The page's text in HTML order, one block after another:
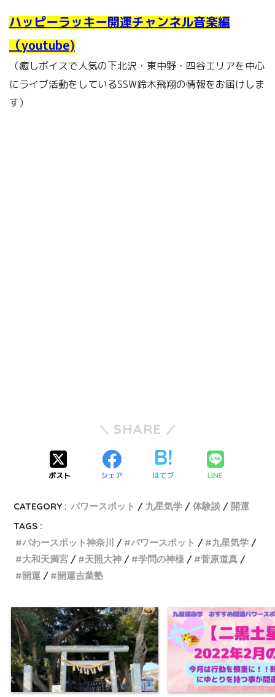
ハッピーラッキー開運チャンネル音楽編
（youtube)
（癒しボイスで人気の下北沢・東中野・四谷エリアを中心
にライブ活動をしているSSW鈴木飛翔の情報をお届けしま
す）
SHARE
ポスト シェア はてブ LINE
CATEGORY : パワースポット 九星気学 体験談
開運
TAGS :
パわースポット神奈川
パワースポット
九星気学
大和天満宮
天照大神 学問の神様
菅原道真
開運
開運吉業塾